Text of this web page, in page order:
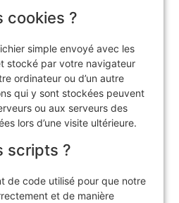
cookies ?
simple envoyé avec les
stocké par votre navigateur
ordinateur ou d’un autre
qui y sont stockées peuvent
ou aux serveurs des
lors d’une visite ultérieure.
scripts ?
de code utilisé pour que notre
et de manière